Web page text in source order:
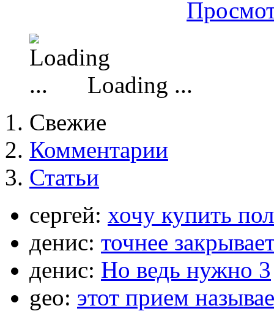
Loading ...
Свежие
Комментарии
Статьи
сергей: хочу купить
денис: точнее
денис: Но ведь нужно 3
geo: этот прием